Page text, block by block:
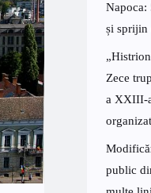
Napoca:
și sprijin
Zece
a XXIII-
public